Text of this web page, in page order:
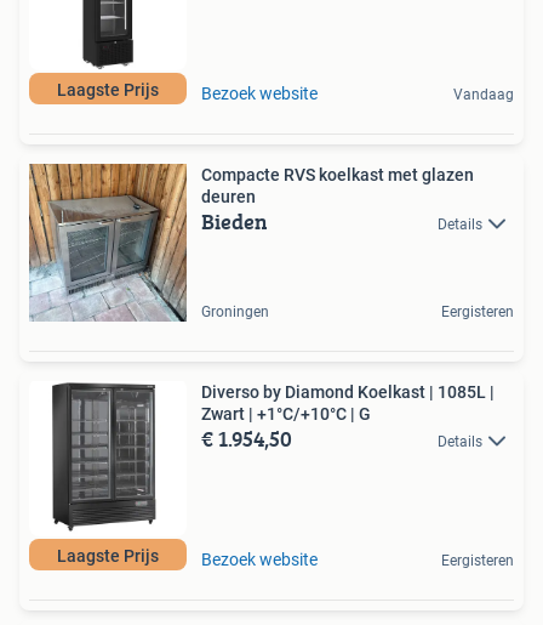
Laagste Prijs Bezoek website Vandaag
Compacte RVS koelkast met glazen
deuren
Bieden Details
Groningen Eergisteren
Laagste Prijs
Diverso by Diamond Koelkast | 1085L |
Zwart | +1°C/+10°C | G
€ 1.954,50 Details
Bezoek website Eergisteren